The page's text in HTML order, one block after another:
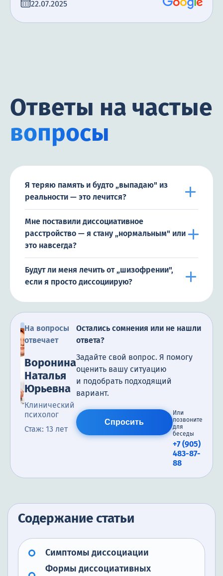
22.07.2025
Ответы на частые
вопросы
Я теряю память и будто „выпадаю" из
реальности — это лечится?
Мне поставили диссоциативное
расстройство — я стану „нормальным" или
это навсегда?
Будут ли меня лечить от „шизофрении",
если я просто диссоциирую?
На вопросы
отвечает
Воронина
Наталья
Юрьевна
Клинический
психолог
Стаж: 13 лет
Остались сомнения или не нашли
ответа?
Задайте свой вопрос. Я помогу
оценить вашу ситуацию
и подобрать подходящий
вариант.
Спросить
Или
позвоните
для
беседы
+7 (905)
483-87-
88
Содержание статьи
Симптомы диссоциации
Формы диссоциативных